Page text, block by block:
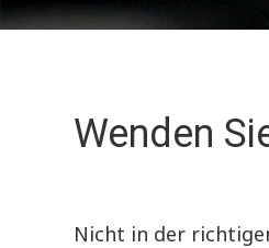
Wenden
Nicht in der